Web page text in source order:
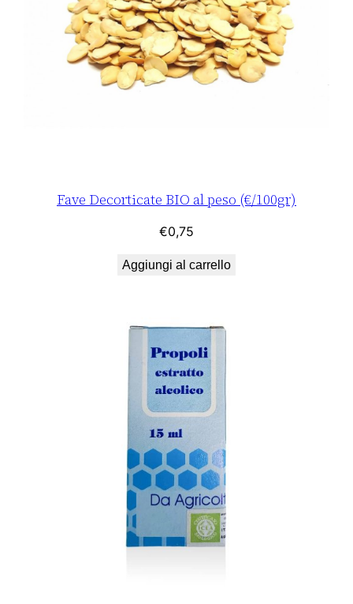
Fave Decorticate BIO al peso (€/100gr)
€0,75
Aggiungi al carrello